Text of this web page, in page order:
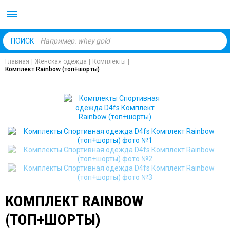
ПОИСК
Главная Женская одежда Комплекты
Комплект Rainbow (топ+шорты)
КОМПЛЕКТ RAINBOW
(ТОП+ШОРТЫ)